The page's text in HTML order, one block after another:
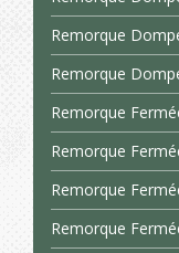
Remorque
Remorque
Remorque
Remorque
Remorque
Remorque